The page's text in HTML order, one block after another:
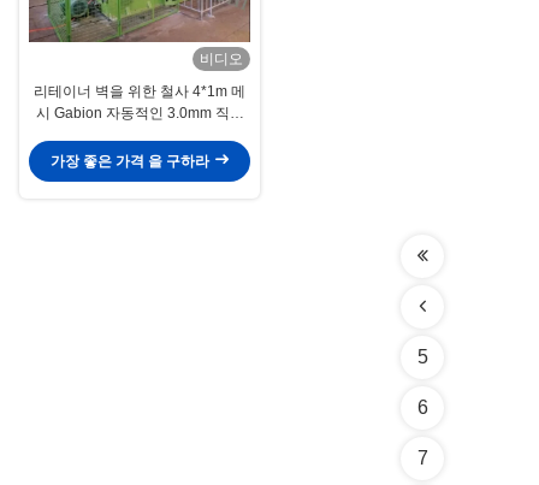
비디오
리테이너 벽을 위한 철사 4*1m 메
시 Gabion 자동적인 3.0mm 직류
가장 좋은 가격 을 구하라
5
6
7